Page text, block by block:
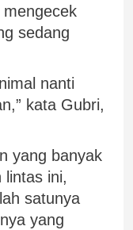
sedang
nanti
kata Gubri,
yang banyak
lintas ini,
satunya
yang